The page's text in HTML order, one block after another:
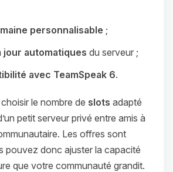
personnalisable ;
jour automatiques du serveur ;
avec TeamSpeak 6.
le nombre de slots adapté
petit serveur privé entre amis à
Les offres sont
pouvez donc ajuster la capacité
que votre communauté grandit.